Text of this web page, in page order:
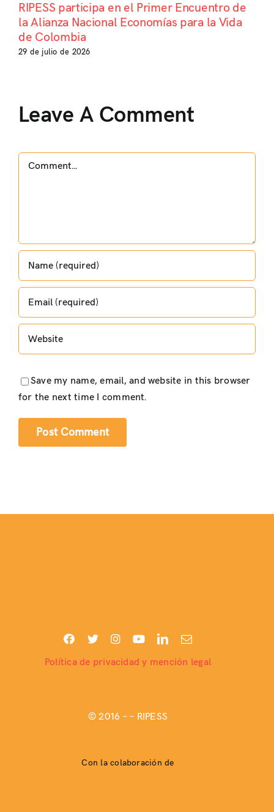
RIPESS participa en el Primer Encuentro de
la Alianza Nacional Economías para la Vida
de Colombia
29 de julio de 2026
Leave A Comment
Comment
Save my name, email, and website in this browser
for the next time I comment.
Política de privacidad y mención legal
© 2016 –– RIPESS
Con la colaboración de